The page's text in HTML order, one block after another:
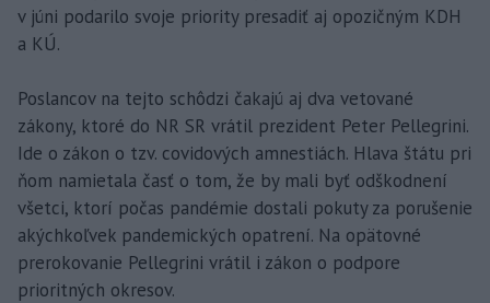
v júni podarilo svoje priority presadiť aj opozičným KDH
a KÚ.
Poslancov na tejto schôdzi čakajú aj dva vetované
zákony, ktoré do NR SR vrátil prezident Peter Pellegrini.
Ide o zákon o tzv. covidových amnestiách. Hlava štátu pri
ňom namietala časť o tom, že by mali byť odškodnení
všetci, ktorí počas pandémie dostali pokuty za porušenie
akýchkoľvek pandemických opatrení. Na opätovné
prerokovanie Pellegrini vrátil i zákon o podpore
prioritných okresov.